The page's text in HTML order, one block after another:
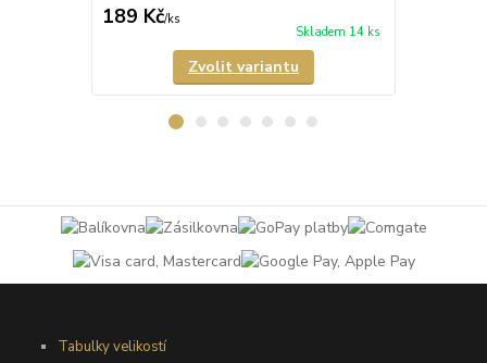
189 Kč/ks
Skladem 14 ks
Zvolit variantu
Tabulky velikostí